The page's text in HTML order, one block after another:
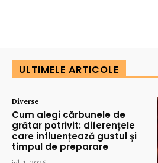
ULTIMELE ARTICOLE
Diverse
Cum alegi cărbunele de
grătar potrivit: diferențele
care influențează gustul și
timpul de preparare